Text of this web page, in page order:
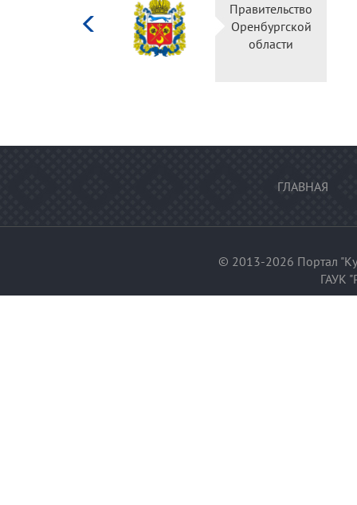
Правительство
Оренбургской
области
ГЛАВНАЯ
© 2013-2026 Портал
ГАУК